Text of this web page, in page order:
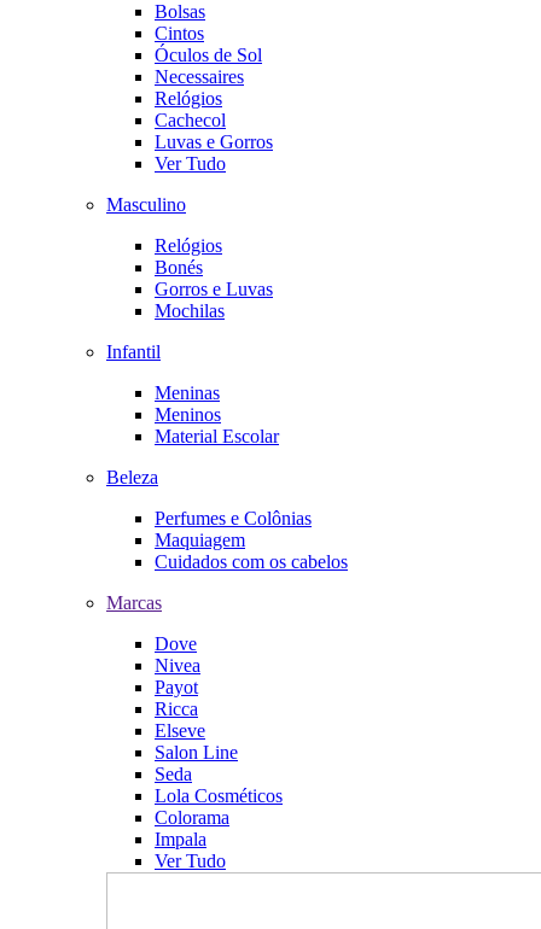
Bolsas
Cintos
Óculos de Sol
Necessaires
Relógios
Cachecol
Luvas e Gorros
Ver Tudo
Masculino
Relógios
Bonés
Gorros e Luvas
Mochilas
Infantil
Meninas
Meninos
Material Escolar
Beleza
Perfumes e Colônias
Maquiagem
Cuidados com os cabelos
Marcas
Dove
Nivea
Payot
Ricca
Elseve
Salon Line
Seda
Lola Cosméticos
Colorama
Impala
Ver Tudo